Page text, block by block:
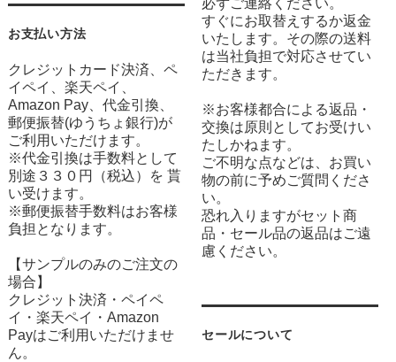
お支払い方法
クレジットカード決済、ペ
イペイ、楽天ペイ、
Amazon Pay、代金引換、
郵便振替(ゆうちょ銀行)が
ご利用いただけます。
※代金引換は手数料として
別途３３０円（税込）を 貰
い受けます。
※郵便振替手数料はお客様
負担となります。
【サンプルのみのご注文の
場合】
クレジット決済・ペイペ
イ・楽天ペイ・Amazon
Payはご利用いただけませ
ん。
必ずご連絡ください。
すぐにお取替えするか返金
いたします。その際の送料
は当社負担で対応させてい
ただきます。
※お客様都合による返品・
交換は原則としてお受けい
たしかねます。
ご不明な点などは、お買い
物の前に予めご質問くださ
い。
恐れ入りますがセット商
品・セール品の返品はご遠
慮ください。
セールについて